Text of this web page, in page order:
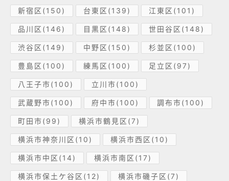
新宿区(150) 台東区(139) 江東区(101)
品川区(146) 目黒区(148) 世田谷区(148)
渋谷区(149) 中野区(150) 杉並区(100)
豊島区(100) 練馬区(100) 足立区(97)
八王子市(100) 立川市(100)
武蔵野市(100) 府中市(100) 調布市(100)
町田市(99) 横浜市鶴見区(7)
横浜市神奈川区(10) 横浜市西区(10)
横浜市中区(14) 横浜市南区(17)
横浜市保土ケ谷区(12) 横浜市磯子区(7)